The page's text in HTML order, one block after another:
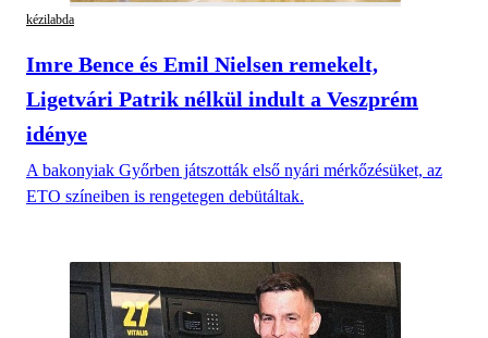
kézilabda
Imre Bence és Emil Nielsen remekelt,
Ligetvári Patrik nélkül indult a Veszprém
idénye
A bakonyiak Győrben játszották első nyári mérkőzésüket, az
ETO színeiben is rengetegen debütáltak.